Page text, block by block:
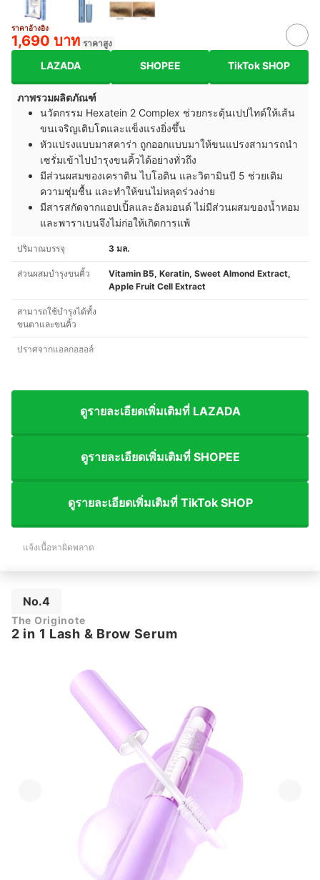
ราคาอ้างอิง
1,690 บาท ราคาสูง
LAZADA SHOPEE TikTok SHOP
ภาพรวมผลิตภัณฑ์
นวัตกรรม Hexatein 2 Complex ช่วยกระตุ้นเปปไทด์ให้เส้น
ขนเจริญเติบโตและแข็งแรงยิ่งขึ้น
หัวแปรงแบบมาสคาร่า ถูกออกแบบมาให้ขนแปรงสามารถนำ
เซรั่มเข้าไปบำรุงขนคิ้วได้อย่างทั่วถึง
มีส่วนผสมของเคราติน ไบโอติน และวิตามินบี 5 ช่วยเติม
ความชุ่มชื้น และทำให้ขนไม่หลุดร่วงง่าย
มีสารสกัดจากแอปเปิ้ลและอัลมอนด์ ไม่มีส่วนผสมของน้ำหอม
และพาราเบนจึงไม่ก่อให้เกิดการแพ้
ปริมาณบรรจุ 3 มล.
ส่วนผสมบำรุงขนคิ้ว
Vitamin B5, Keratin, Sweet Almond Extract,
Apple Fruit Cell Extract
สามารถใช้บำรุงได้ทั้ง
ขนตาและขนคิ้ว
ปราศจากแอลกอฮอล์
ดูรายละเอียดเพิ่มเติมที่ LAZADA
ดูรายละเอียดเพิ่มเติมที่ SHOPEE
ดูรายละเอียดเพิ่มเติมที่ TikTok SHOP
แจ้งเนื้อหาผิดพลาด
No.4
The Originote
2 in 1 Lash & Brow Serum